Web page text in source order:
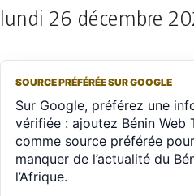
lundi 26 décembre
SOURCE PRÉFÉRÉE SUR GOOGLE
Sur Google, préférez une
vérifiée : ajoutez Bénin Web
comme source préférée
manquer de l’actualité du
l’Afrique.